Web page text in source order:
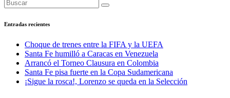
Entradas recientes
Choque de trenes entre la FIFA y la UEFA
Santa Fe humilló a Caracas en Venezuela
Arrancó el Torneo Clausura en Colombia
Santa Fe pisa fuerte en la Copa Sudamericana
¡Sigue la rosca!, Lorenzo se queda en la Selección